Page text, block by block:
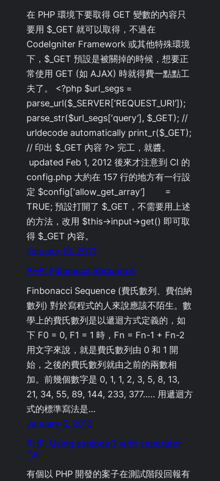
在 PHP 環境下要取得 GET 變數的內容只
要用 $_GET 就可以取得，不過在
CodeIgniter Framework 或其他特殊環境
下，$_GET 預設是被關掉的時候，想要正
常使用 GET (如 AJAX) 時就得費一點點工
夫了。 <?php $url_segs =
parse_url($_SERVER[‘REQUEST_URI’]);
parse_str($url_segs[‘query’], $_GET); //
urldecode automatically print_r($_GET);
// 印出 $_GET 內容 ?> 完工，就醬。
updated Feb 1, 2012 後來才注意到 CI 的
config.php 大約在 157 行的地方有一行設
定 $config[‘allow_get_array’] =
TRUE; 預設打開了 $_GET，不需要用上述
的方法，改用 $this->input->get() 即可取
得 $_GET 內容。
January 10, 2012
PHP: Fibonacci Sequence
Finbonacci Sequence (費氏數列、費伯納
數列) 對於寫程式的人來說應該不陌生。數
學上的費氏數列是以遞迴方式定義的，如
下 F0 = 0, F1 = 1 時，Fn = Fn-1 + Fn-2
用文字來說，就是費氏數列由 0 和 1 開
始，之後的費氏數列就由之前的兩數相
加。前幾個數字是 0, 1, 1, 2, 3, 5, 8, 13,
21, 34, 55, 89, 144, 233, 377….. 用遞迴方
式的標準寫法是…
January 6, 2012
PHP: Using explode() with seperator
"\n"
有個以 PHP 開發的案子在測試階段回報有